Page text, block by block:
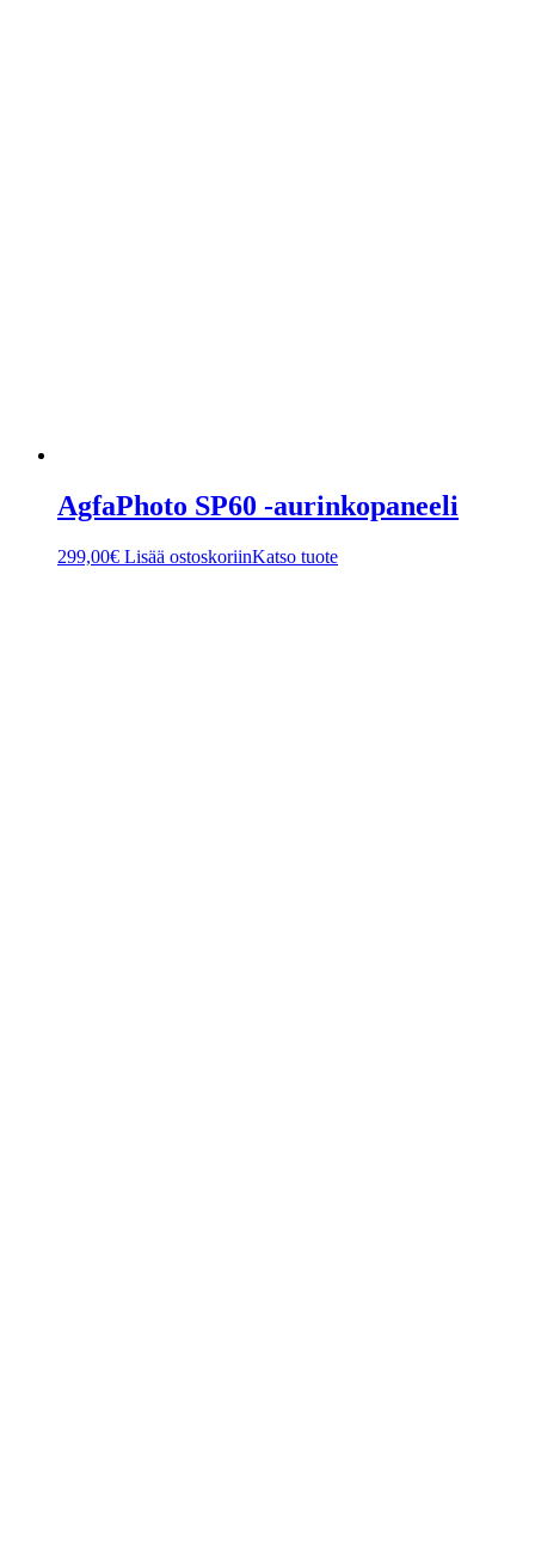
AgfaPhoto SP60 -aurinkopaneeli
299,00€ Lisää ostoskoriinKatso tuote